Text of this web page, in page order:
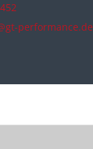
performance.de